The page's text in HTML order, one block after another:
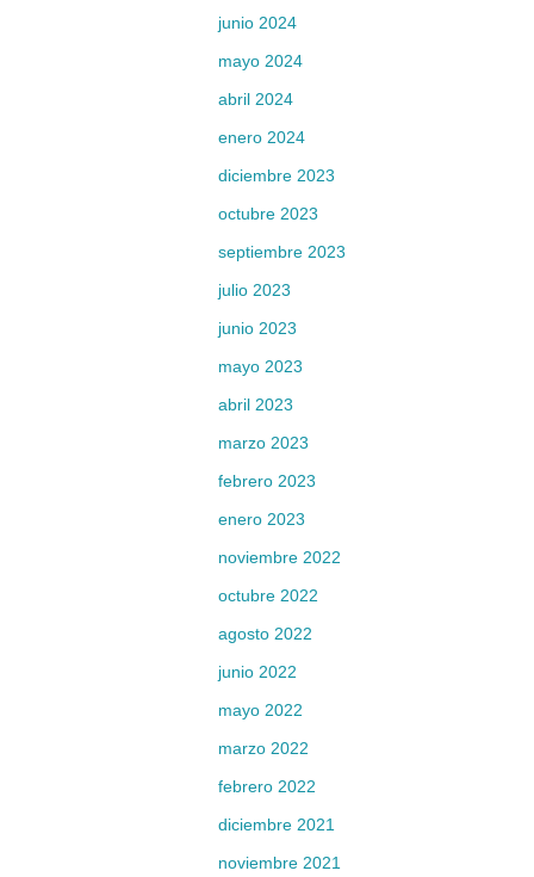
junio 2024
mayo 2024
abril 2024
enero 2024
diciembre 2023
octubre 2023
septiembre 2023
julio 2023
junio 2023
mayo 2023
abril 2023
marzo 2023
febrero 2023
enero 2023
noviembre 2022
octubre 2022
agosto 2022
junio 2022
mayo 2022
marzo 2022
febrero 2022
diciembre 2021
noviembre 2021